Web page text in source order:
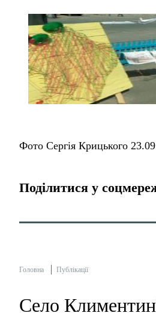
Фото Сергія Крицького
Поділитися у
Головна Публікації
Село